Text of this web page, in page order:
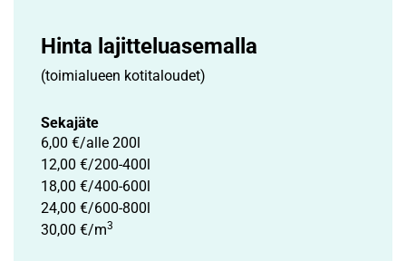
Hinta lajittelu­asemalla
(toimialueen kotitaloudet)
Sekajäte
6,00 €/alle 200l
12,00 €/200-400l
18,00 €/400-600l
24,00 €/600-800l
30,00 €/m3